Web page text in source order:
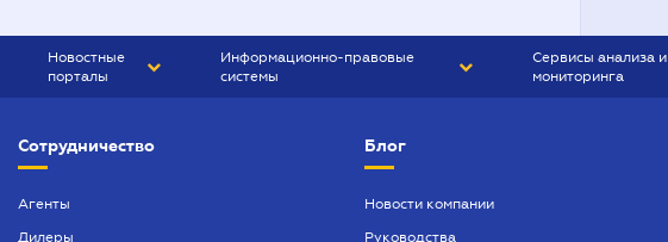
Новостные
порталы
БИЗНЕС
Информационно-правовые
системы
БУХГАЛТЕР ПРОФ
Сервисы анализа и
мониторинга
Сотрудничество
Агенты
Дилеры
Блог
Новости компании
Руководства